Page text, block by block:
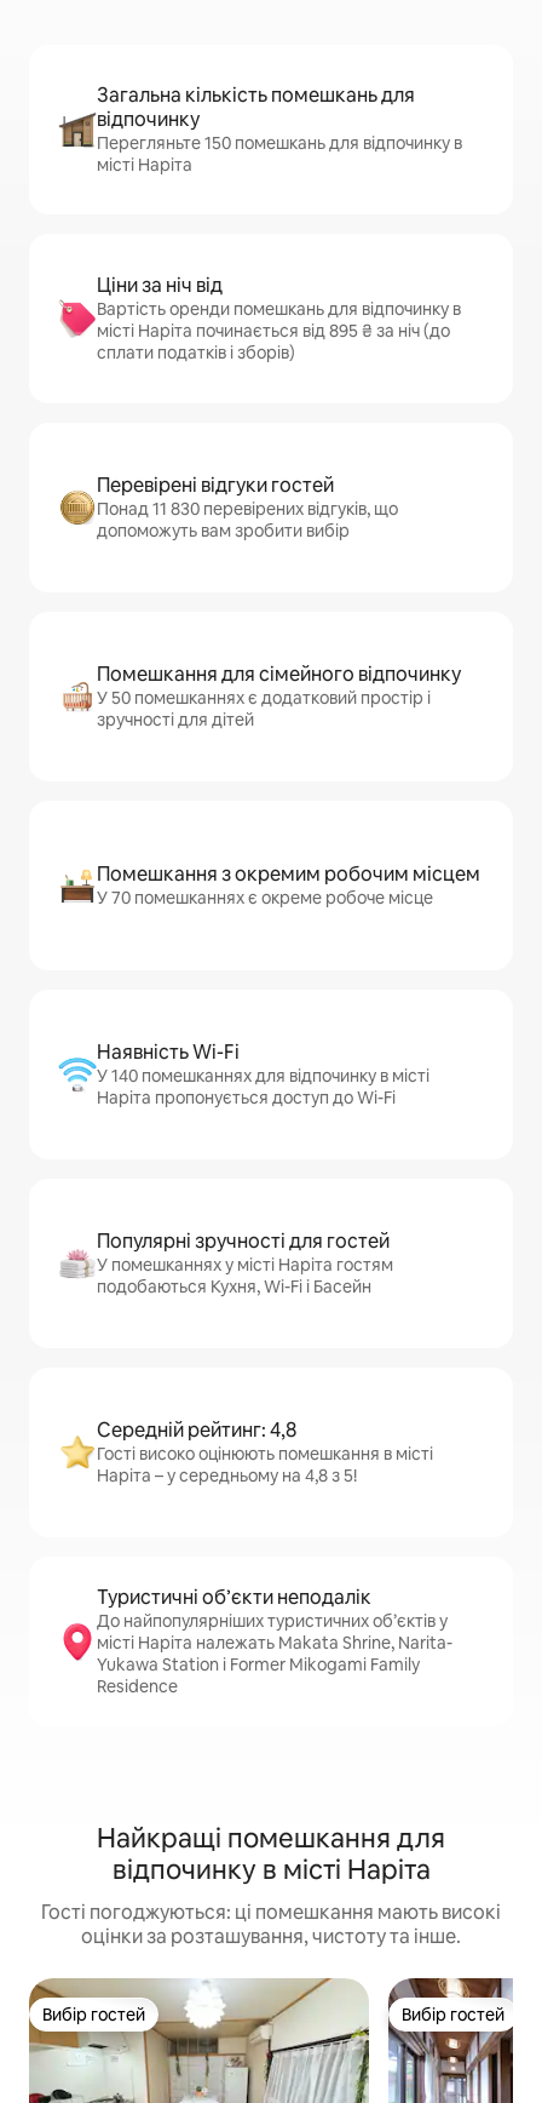
Загальна кількість помешкань для
відпочинку
Перегляньте 150 помешкань для відпочинку в
місті Наріта
Ціни за ніч від
Вартість оренди помешкань для відпочинку в
місті Наріта починається від 895 ₴ за ніч (до
сплати податків і зборів)
Перевірені відгуки гостей
Понад 11 830 перевірених відгуків, що
допоможуть вам зробити вибір
Помешкання для сімейного відпочинку
У 50 помешканнях є додатковий простір і
зручності для дітей
Помешкання з окремим робочим місцем
У 70 помешканнях є окреме робоче місце
Наявність Wi-Fi
У 140 помешканнях для відпочинку в місті
Наріта пропонується доступ до Wi-Fi
Популярні зручності для гостей
У помешканнях у місті Наріта гостям
подобаються Кухня, Wi-Fi і Басейн
Середній рейтинг: 4,8
Гості високо оцінюють помешкання в місті
Наріта – у середньому на 4,8 з 5!
Туристичні об’єкти неподалік
До найпопулярніших туристичних об’єктів у
місті Наріта належать Makata Shrine, Narita-
Yukawa Station і Former Mikogami Family
Residence
Найкращі помешкання для
відпочинку в місті Наріта
Гості погоджуються: ці помешкання мають високі
оцінки за розташування, чистоту та інше.
Вибір гостей
Вибір гостей Вибір гостей
Вибір гостей